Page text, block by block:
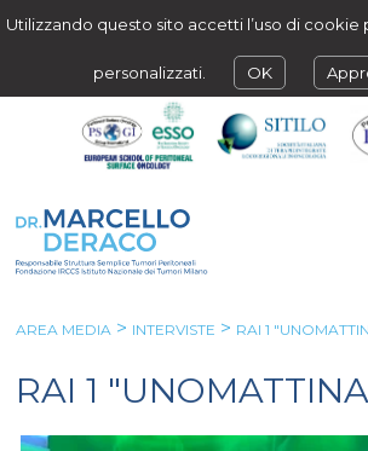
Utilizzando questo sito accetti l’uso di cookie
personalizzati. OK
AREA MEDIA > INTERVISTE > RAI 1
RAI 1